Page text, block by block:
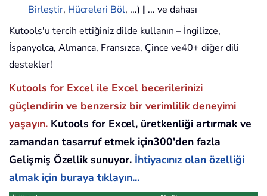
Birleştir, Hücreleri Böl, ...) | ... ve dahası
Kutools'u tercih ettiğiniz dilde kullanın – İngilizce,
İspanyolca, Almanca, Fransızca, Çince ve40+ diğer dili
destekler!
Kutools for Excel ile Excel becerilerinizi
güçlendirin ve benzersiz bir verimlilik deneyimi
yaşayın. Kutools for Excel, üretkenliği artırmak ve
zamandan tasarruf etmek için300'den fazla
Gelişmiş Özellik sunuyor. İhtiyacınız olan özelliği
almak için buraya tıklayın...